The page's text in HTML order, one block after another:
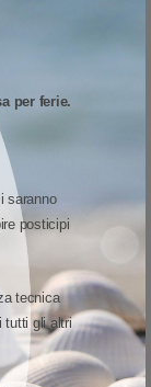
per ferie.
saranno
posticipi
tecnica
tutti gli altri
CON
OPERATIVO
sistema operativo,
anche
K20-25
grazie a un
fino ad
RIVELA